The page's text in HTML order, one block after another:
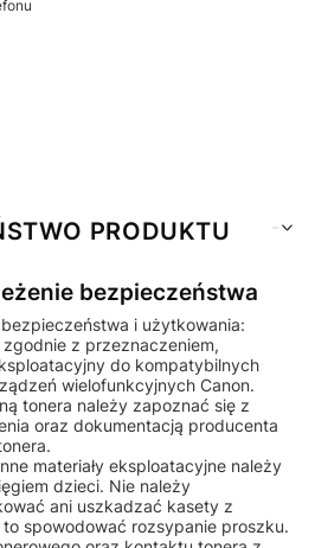
PRODUKTU
bezpieczeństwa
i użytkowania:
z przeznaczeniem,
do kompatybilnych
wielofunkcyjnych Canon.
tonera należy zapoznać się z
oraz dokumentacją producenta
materiały eksploatacyjne należy
dzieci. Nie należy
ani uszkadzać kasety z
spowodować rozsypanie proszku.